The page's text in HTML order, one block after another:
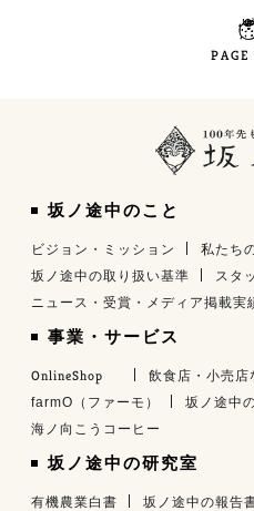
PAGE
坂ノ途中のこと
ビジョン・ミッション 私たち
坂ノ途中の取り扱い基準
スタ
ニュース・受賞・メディア掲載実
事業・サービス
OnlineShop
飲食店・小売店
farmO（ファーモ）
坂ノ途中
海ノ向こうコーヒー
坂ノ途中の研究室
有機農業白書
坂ノ途中の報告